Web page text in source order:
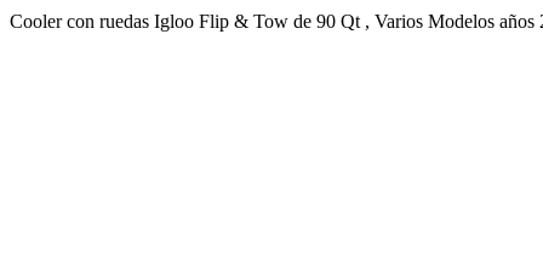
Cooler con ruedas Igloo Flip & Tow de 90 Qt , Varios Modelos años